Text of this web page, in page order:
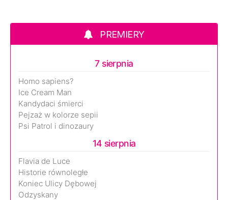
PREMIERY
7 sierpnia
Homo sapiens?
Ice Cream Man
Kandydaci śmierci
Pejzaż w kolorze sepii
Psi Patrol i dinozaury
14 sierpnia
Flavia de Luce
Historie równoległe
Koniec Ulicy Dębowej
Odzyskany